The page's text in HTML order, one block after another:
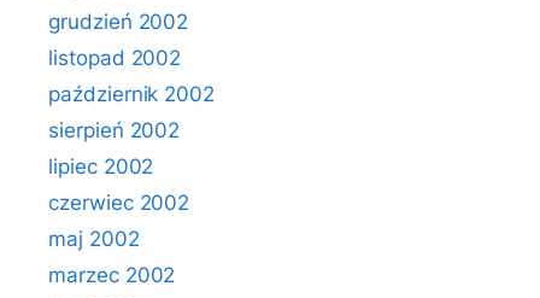
grudzień 2002
listopad 2002
październik 2002
sierpień 2002
lipiec 2002
czerwiec 2002
maj 2002
marzec 2002